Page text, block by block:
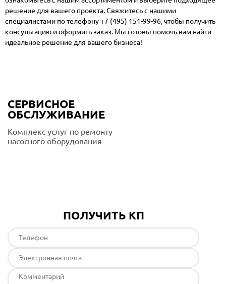
решение для вашего проекта. Свяжитесь с нашими
специалистами по телефону+7 (495) 151-99-96, чтобы получить
консультацию и оформить заказ. Мы готовы помочь вам найти
идеальное решение для вашего бизнеса!
СЕРВИСНОЕ
ОБСЛУЖИВАНИЕ
Комплекс услуг по ремонту
насосного оборудования
ПОЛУЧИТЬ КП